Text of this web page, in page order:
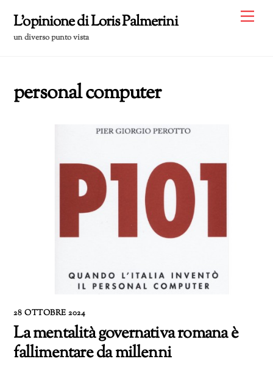
content
L'opinione di Loris Palmerini
un diverso punto vista
personal computer
28 OTTOBRE 2024
La mentalità governativa romana è
fallimentare da millenni